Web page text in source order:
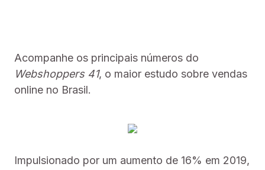
Acompanhe os principais números do
Webshoppers 41, o maior estudo sobre vendas
online no Brasil.
Impulsionado por um aumento de 16% em 2019,